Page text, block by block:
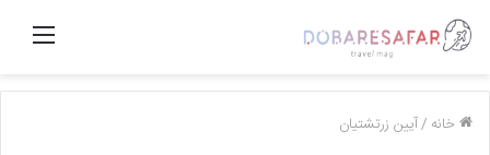
منو
خانه /آیین زرتشتیان